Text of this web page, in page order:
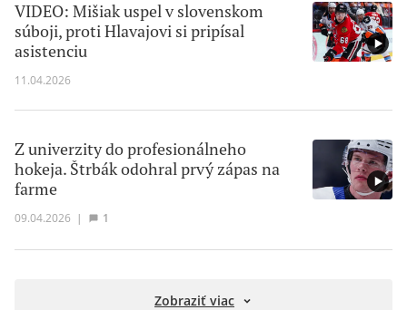
VIDEO: Mišiak uspel v slovenskom
súboji, proti Hlavajovi si pripísal
asistenciu
11.04.2026
Z univerzity do profesionálneho
hokeja. Štrbák odohral prvý zápas na
farme
09.04.2026 | 1
Zobraziť viac